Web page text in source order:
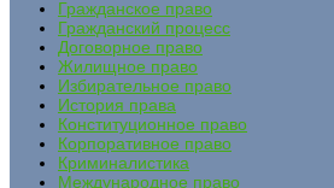
Гражданское право
Гражданский процесс
Договорное право
Жилищное право
Избирательное право
История права
Конституционное право
Корпоративное право
Криминалистика
Международное право